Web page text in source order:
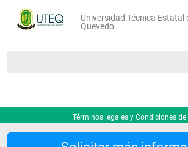
Universidad Técnica Estatal
Quevedo
Términos legales y Condiciones de